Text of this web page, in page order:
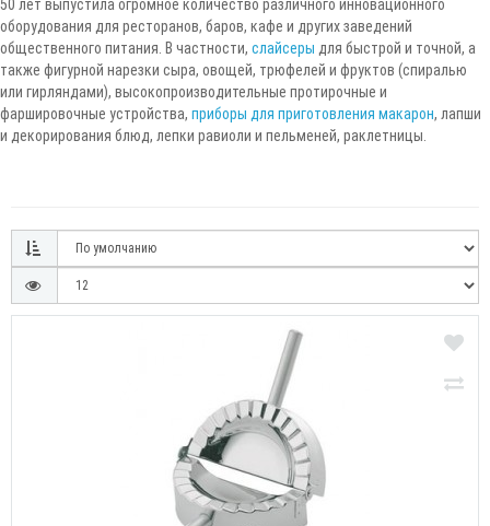
50 лет выпустила огромное количество различного инновационного
оборудования для ресторанов, баров, кафе и других заведений
общественного питания. В частности, слайсеры для быстрой и точной, а
также фигурной нарезки сыра, овощей, трюфелей и фруктов (спиралью
или гирляндами), высокопроизводительные протирочные и
фаршировочные устройства, приборы для приготовления макарон, лапши
и декорирования блюд, лепки равиоли и пельменей, раклетницы.